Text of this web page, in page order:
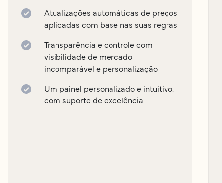
Atualizações automáticas de preços
aplicadas com base nas suas regras
Transparência e controle com
visibilidade de mercado
incomparável e personalização
Um painel personalizado e intuitivo,
com suporte de excelência